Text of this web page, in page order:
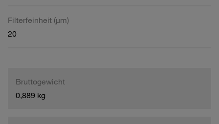
Filterfeinheit (µm)
20
Bruttogewicht
0,889 kg